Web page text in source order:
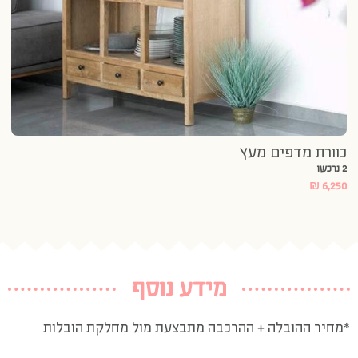
כוורת מדפים מעץ
2 נרכשו
₪ 6,250
מידע נוסף
*מחיר ההובלה + ההרכבה מתבצעת מול מחלקת הובלות